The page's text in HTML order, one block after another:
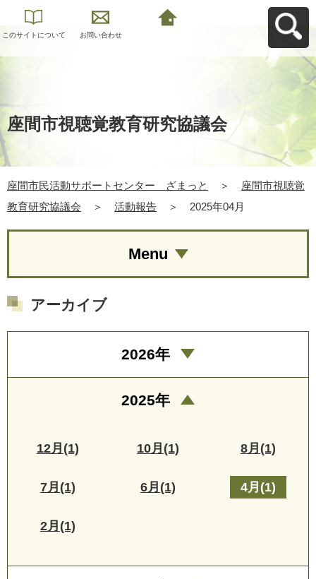
このサイトについて お問い合わせ
座間市視聴覚教育研究協議会
座間市民活動サポートセンター ざまっと ＞
座間市視聴覚
教育研究協議会
＞ 活動報告 ＞ 2025年04月
Menu
アーカイブ
2026年
2025年
12月(1) 10月(1) 8月(1)
7月(1) 6月(1) 4月(1)
2月(1)